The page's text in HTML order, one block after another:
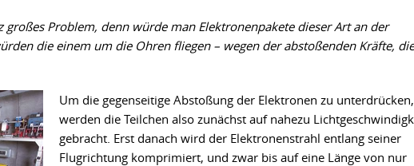
großes Problem, denn würde man Elektronenpakete dieser Art an der
die einem um die Ohren fliegen – wegen der abstoßenden Kräfte, die
Um die gegenseitige Abstoßung der Elektronen zu unterdrücken,
werden die Teilchen also zunächst auf nahezu
gebracht. Erst danach wird der Elektronenstrahl entlang seiner
Flugrichtung komprimiert, und zwar bis auf eine Länge von nur